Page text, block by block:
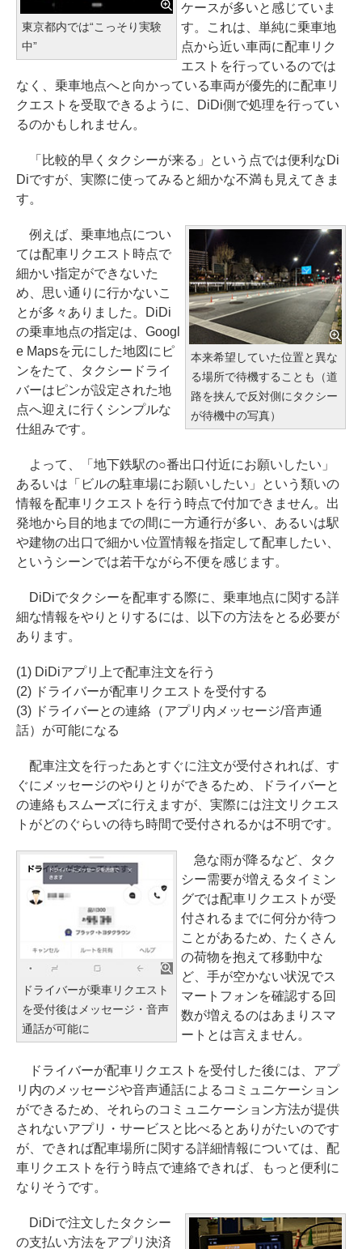
東京都内では“こっそり実験
中”
ケースが多いと感じていま
す。これは、単純に乗車地
点から近い車両に配車リク
エストを行っているのでは
なく、乗車地点へと向かっている車両が優先的に配車リ
クエストを受取できるように、DiDi側で処理を行ってい
るのかもしれません。
「比較的早くタクシーが来る」という点では便利なDi
Diですが、実際に使ってみると細かな不満も見えてきま
す。
本来希望していた位置と異な
る場所で待機することも（道
路を挟んで反対側にタクシー
が待機中の写真）
例えば、乗車地点につい
ては配車リクエスト時点で
細かい指定ができないた
め、思い通りに行かないこ
とが多々ありました。DiDi
の乗車地点の指定は、Googl
e Mapsを元にした地図にピ
ンをたて、タクシードライ
バーはピンが設定された地
点へ迎えに行くシンプルな
仕組みです。
よって、「地下鉄駅の○番出口付近にお願いしたい」
あるいは「ビルの駐車場にお願いしたい」という類いの
情報を配車リクエストを行う時点で付加できません。出
発地から目的地までの間に一方通行が多い、あるいは駅
や建物の出口で細かい位置情報を指定して配車したい、
というシーンでは若干ながら不便を感じます。
DiDiでタクシーを配車する際に、乗車地点に関する詳
細な情報をやりとりするには、以下の方法をとる必要が
あります。
(1) DiDiアプリ上で配車注文を行う
(2) ドライバーが配車リクエストを受付する
(3) ドライバーとの連絡（アプリ内メッセージ/音声通
話）が可能になる
配車注文を行ったあとすぐに注文が受付されれば、す
ぐにメッセージのやりとりができるため、ドライバーと
の連絡もスムーズに行えますが、実際には注文リクエス
トがどのぐらいの待ち時間で受付されるかは不明です。
ドライバーが乗車リクエスト
を受付後はメッセージ・音声
通話が可能に
急な雨が降るなど、タク
シー需要が増えるタイミン
グでは配車リクエストが受
付されるまでに何分か待つ
ことがあるため、たくさん
の荷物を抱えて移動中な
ど、手が空かない状況でス
マートフォンを確認する回
数が増えるのはあまりスマ
ートとは言えません。
ドライバーが配車リクエストを受付した後には、アプ
リ内のメッセージや音声通話によるコミュニケーション
ができるため、それらのコミュニケーション方法が提供
されないアプリ・サービスと比べるとありがたいのです
が、できれば配車場所に関する詳細情報については、配
車リクエストを行う時点で連絡できれば、もっと便利に
なりそうです。
DiDiで注文したタクシー
の支払い方法をアプリ決済